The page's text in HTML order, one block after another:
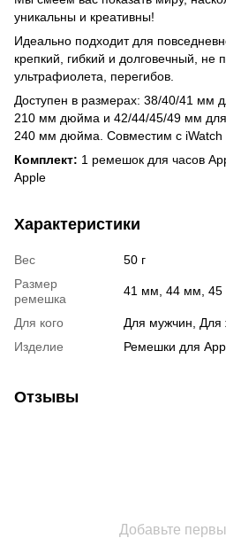
уникальны и креативны!
Идеально подходит для
крепкий, гибкий и долговечный, не
ультрафиолета, перегибов.
Доступен в размерах: 38/40/41 мм
210 мм дюйма и 42/44/45/49 мм для
240 мм дюйма. Совместим с iWatch
Комплект: 1 ремешок для часов
Apple
Характеристики
Вес
50 г
Размер
ремешка
41 мм, 44 мм,
Для кого
Для мужчин,
Изделие
Ремешки для
Отзывы
Добавьте